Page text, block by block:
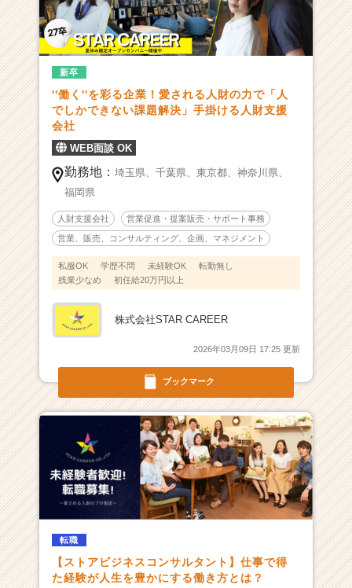
ー・
成
長
企
か
ら
カ
ウ
ト
く
就
活
サ
イ
チ
（C
a
e
ブックマーク
新卒
''働く''を彩る企業！愛される人財の力で「人
でしかできない課題解決」手掛ける人財支援
会社
WEB面談 OK
勤務地： 埼玉県、 千葉県、 東京都、 神奈川県、
福岡県
人財支援会社 営業促進・提案販売・サポート事務
営業、販売、コンサルティング、企画、マネジメント
私服OK 学歴不問 未経験OK
転勤無し
残業少なめ
初任給20万円以上
株式会社STAR CAREER
2026年03月09日 17:25 更新
転職
【ストアビジネスコンサルタント】仕事で得
た経験が人生を豊かにする働き方とは？